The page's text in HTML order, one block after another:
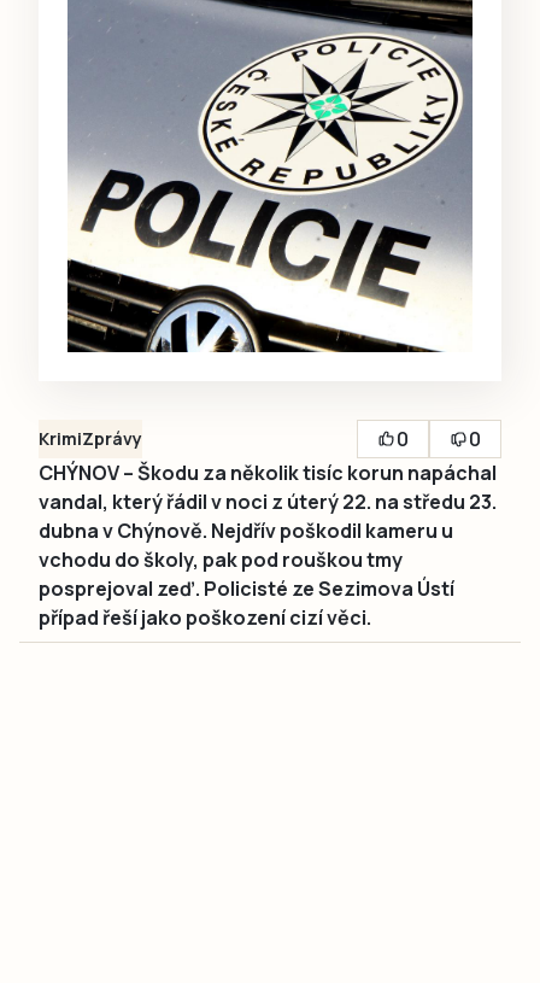
KrimiZprávy 0
0
CHÝNOV – Škodu za několik tisíc korun napáchal
vandal, který řádil v noci z úterý 22. na středu 23.
dubna v Chýnově. Nejdřív poškodil kameru u
vchodu do školy, pak pod rouškou tmy
posprejoval zeď. Policisté ze Sezimova Ústí
případ řeší jako poškození cizí věci.